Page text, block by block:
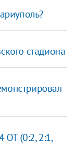
стадиона
ОТ (0:2, 2:1,